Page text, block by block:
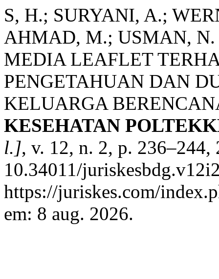
S, H.; SURYANI, A.;
AHMAD, M.; USMAN,
MEDIA LEAFLET
PENGETAHUAN DAN
KELUARGA
KESEHATAN
l.], v. 12, n. 2, p.
10.34011/
https://juriskes.com/
em: 8 aug. 2026.